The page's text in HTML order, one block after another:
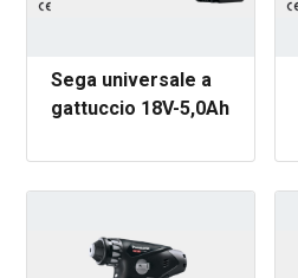
Sega universale a
gattuccio 18V-5,0Ah